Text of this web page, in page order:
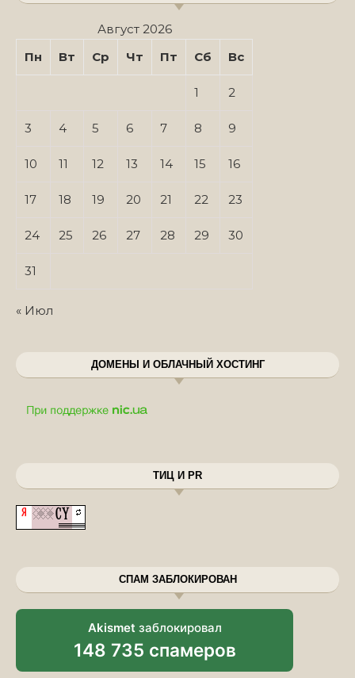
Август 2026
Пн
Вт Ср Чт Пт Сб Вс
1 2
3 4 5 6 7 8 9
10 11 12 13 14 15 16
17 18 19 20 21 22 23
24 25 26 27 28 29 30
31
« Июл
ДОМЕНЫ И ОБЛАЧНЫЙ ХОСТИНГ
ТИЦ И PR
СПАМ ЗАБЛОКИРОВАН
Akismet заблокировал
148 735 спамеров